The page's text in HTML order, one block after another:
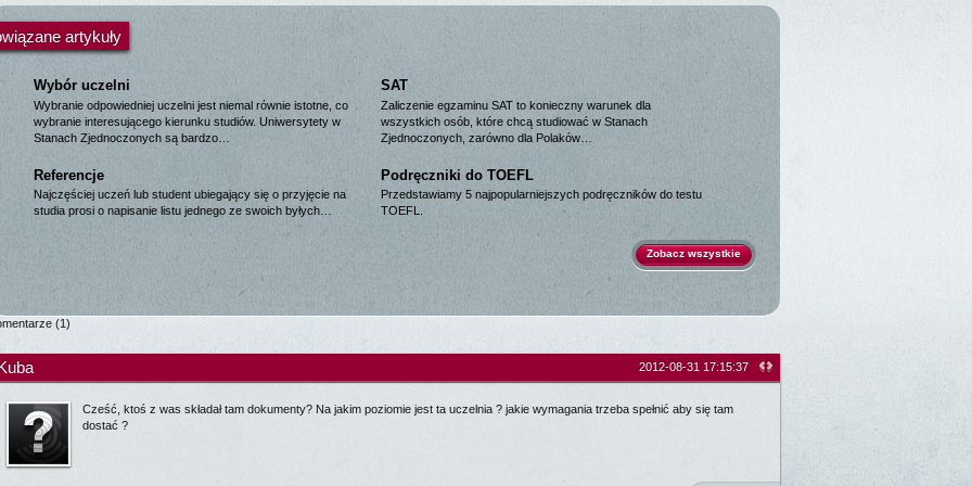
artykuły
Wybór uczelni
Wybranie odpowiedniej uczelni jest niemal równie istotne, co
wybranie interesującego kierunku studiów. Uniwersytety w
Stanach Zjednoczonych są bardzo…
Referencje
Najczęściej uczeń lub student ubiegający się o przyjęcie na
studia prosi o napisanie listu jednego ze swoich byłych…
SAT
Zaliczenie egzaminu SAT to konieczny warunek dla
wszystkich osób, które chcą studiować w Stanach
Zjednoczonych, zarówno dla Polaków…
Podręczniki do TOEFL
Przedstawiamy 5 najpopularniejszych podręczników do testu
TOEFL.
Zobacz wszystkie
(1)
2012-08-31 17:15:37
Cześć, ktoś z was składał tam dokumenty? Na jakim poziomie jest ta uczelnia ? jakie wymagania trzeba spełnić aby się tam
dostać ?